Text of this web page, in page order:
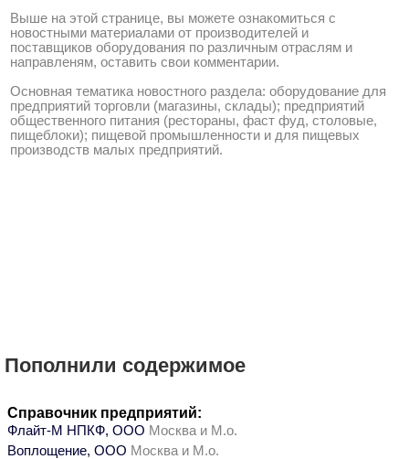
Выше на этой странице, вы можете ознакомиться с
новостными материалами от производителей и
поставщиков оборудования по различным отраслям и
направленям, оставить свои комментарии.
Основная тематика новостного раздела: оборудование для
предприятий торговли (магазины, склады); предприятий
общественного питания (рестораны, фаст фуд, столовые,
пищеблоки); пищевой промышленности и для пищевых
производств малых предприятий.
Пополнили содержимое
Справочник предприятий:
Флайт-М НПКФ, ООО Москва и М.о.
Воплощение, ООО Москва и М.о.